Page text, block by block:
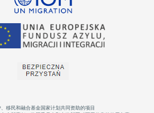
、移民和融合基金国家计划共同资助的项目